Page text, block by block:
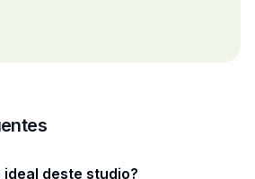
deste studio?